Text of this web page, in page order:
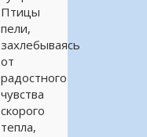
Птицы
пели,
захлебываясь
от
радостного
чувства
скорого
тепла,